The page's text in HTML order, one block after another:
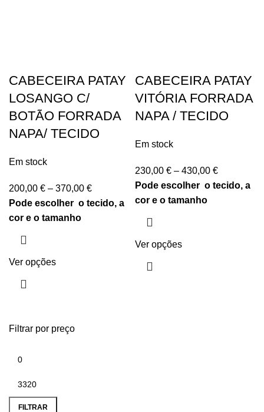
Filtrar por preço
FILTRAR
CABECEIRA PATAY
LOSANGO C/
BOTÃO FORRADA
NAPA/ TECIDO
Em stock
200,00 € – 370,00 €
Pode escolher o tecido, a
cor e o tamanho
Ver opções
CABECEIRA PATAY
VITÓRIA FORRADA
NAPA / TECIDO
Em stock
230,00 € – 430,00 €
Pode escolher o tecido, a
cor e o tamanho
Ver opções